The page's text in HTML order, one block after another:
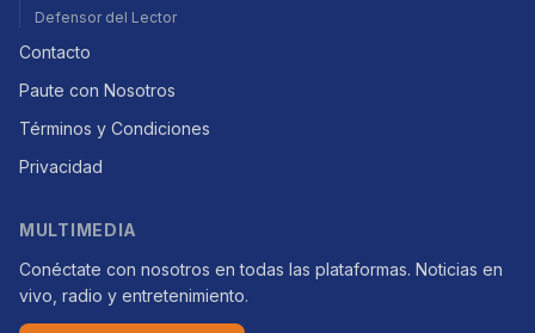
Defensor del Lector
Contacto
Paute con Nosotros
Términos y Condiciones
Privacidad
MULTIMEDIA
Conéctate con nosotros en todas las plataformas. Noticias en
vivo, radio y entretenimiento.